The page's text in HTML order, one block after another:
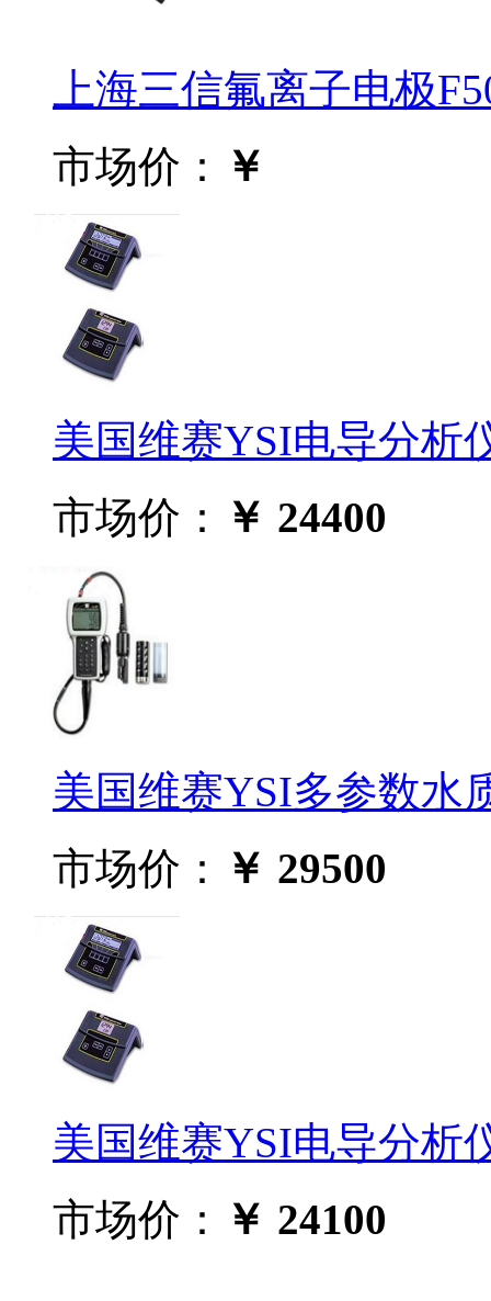
上海三信氟离子电极
市场价：
￥
美国维赛YSI电导分析
市场价：
￥ 24400
美国维赛YSI多参数水
市场价：
￥ 29500
美国维赛YSI电导分析
市场价：
￥ 24100